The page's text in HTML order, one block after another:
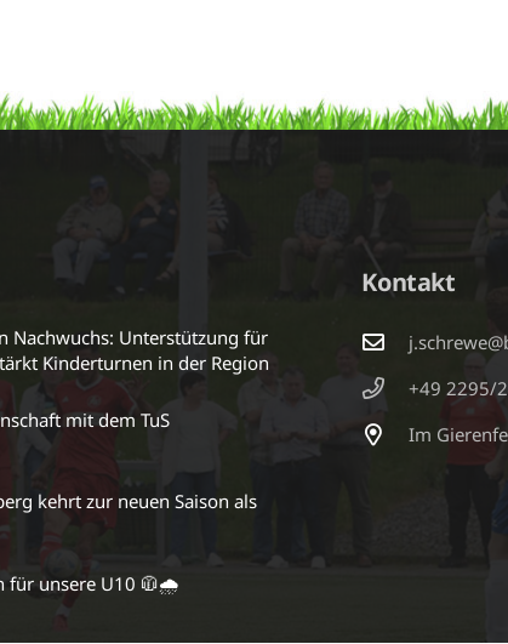
Nachwuchs: Unterstützung für
Kinderturnen in der Region
mit dem TuS
kehrt zur neuen Saison als
für unsere U10 🧥🌧️
Kontakt
+49 2295/
Im